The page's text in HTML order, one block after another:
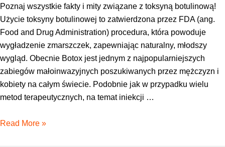
Poznaj wszystkie fakty i mity związane z toksyną botulinową!
Użycie toksyny botulinowej to zatwierdzona przez FDA (ang.
Food and Drug Administration) procedura, która powoduje
wygładzenie zmarszczek, zapewniając naturalny, młodszy
wygląd. Obecnie Botox jest jednym z najpopularniejszych
zabiegów małoinwazyjnych poszukiwanych przez mężczyzn i
kobiety na całym świecie. Podobnie jak w przypadku wielu
metod terapeutycznych, na temat iniekcji …
Botoks
Read More »